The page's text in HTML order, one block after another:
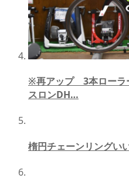
※再アップ 3本ローラ
スロンDH…
楕円チェーンリングい